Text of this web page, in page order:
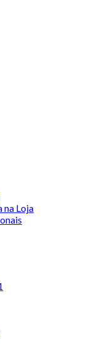
na Loja